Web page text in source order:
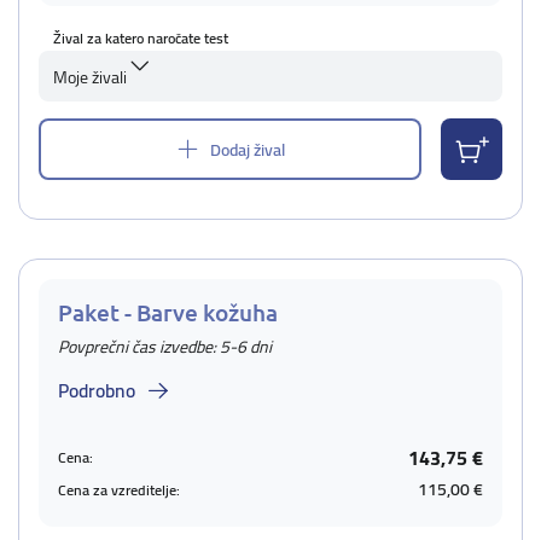
Žival za katero naročate test
Moje živali
Dodaj žival
Paket - Barve kožuha
Povprečni čas izvedbe: 5-6 dni
Podrobno
Cena: 143,75 €
Cena za vzreditelje: 115,00 €